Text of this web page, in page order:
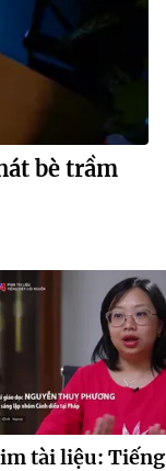
bè trầm
tài liệu: